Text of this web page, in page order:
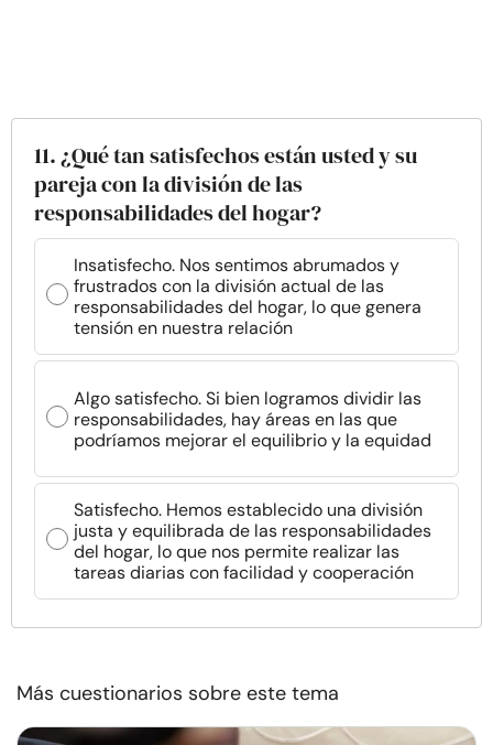
11. ¿Qué tan satisfechos están usted y su
pareja con la división de las
responsabilidades del hogar?
Insatisfecho. Nos sentimos abrumados y
frustrados con la división actual de las
responsabilidades del hogar, lo que genera
tensión en nuestra relación
Algo satisfecho. Si bien logramos dividir las
responsabilidades, hay áreas en las que
podríamos mejorar el equilibrio y la equidad
Satisfecho. Hemos establecido una división
justa y equilibrada de las responsabilidades
del hogar, lo que nos permite realizar las
tareas diarias con facilidad y cooperación
Más cuestionarios sobre este tema